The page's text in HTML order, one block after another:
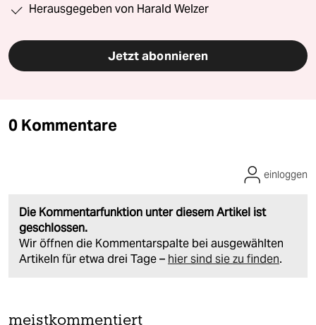
Herausgegeben von Harald Welzer
Jetzt abonnieren
0 Kommentare
Die Kommentarfunktion unter diesem Artikel ist
geschlossen.
Wir öffnen die Kommentarspalte bei ausgewählten
Artikeln für etwa drei Tage – hier sind sie zu finden.
einloggen
meistkommentiert